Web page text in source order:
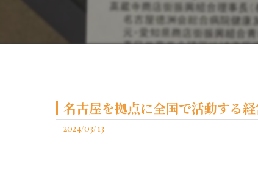
名古屋を拠点に全国で活動する
2024/03/13